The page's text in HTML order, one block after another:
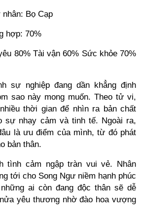
nhân: Bọ Cạp
hợp: 70%
80% Tài vận 60% Sức khỏe 70%
sự nghiệp đang dần khẳng định
sao này mong muốn. Theo tử vi,
thời gian để nhìn ra bản chất
sự nhạy cảm và tinh tế. Ngoài ra,
là ưu điểm của mình, từ đó phát
bản thân.
tình cảm ngập tràn vui vẻ. Nhân
tới cho Song Ngư niềm hạnh phúc
ai còn đang độc thân sẽ dễ
yêu thương nhờ đào hoa vượng